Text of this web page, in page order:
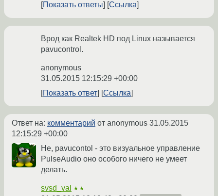
Показать ответы Ссылка
Врод как Realtek HD под Linux называется
pavucontrol.
anonymous
31.05.2015 12:15:29 +00:00
Показать ответ
Ссылка
Ответ на: комментарий от anonymous 31.05.2015
12:15:29 +00:00
Не, pavucontol - это визуальное управление
PulseAudio оно особого ничего не умеет
делать.
svsd_val ★★